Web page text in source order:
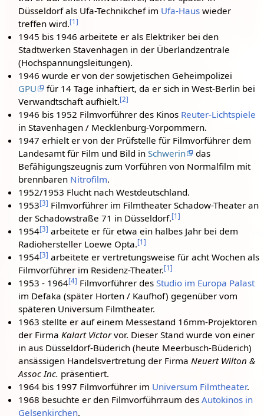
Düsseldorf als Ufa-Technikchef im Ufa-Haus wieder
treffen wird.[1]
1945 bis 1946 arbeitete er als Elektriker bei den
Stadtwerken Stavenhagen in der Überlandzentrale
(Hochspannungsleitungen).
1946 wurde er von der sowjetischen Geheimpolizei
GPU
für 14 Tage inhaftiert, da er sich in West-Berlin bei
Verwandtschaft aufhielt.[2]
1946 bis 1952 Filmvorführer des Kinos Reuter-Lichtspiele
in Stavenhagen / Mecklenburg-Vorpommern.
1947 erhielt er von der Prüfstelle für Filmvorführer dem
Landesamt für Film und Bild inSchwerin
das
Befähigungszeugnis zum Vorführen von Normalfilm mit
brennbaren Nitrofilm.
1952/1953 Flucht nach Westdeutschland.
1953[3] Filmvorführer im Filmtheater Schadow-Theater an
der Schadowstraße 71 in Düsseldorf.[1]
1954[3] arbeitete er für etwa ein halbes Jahr bei dem
Radiohersteller Loewe Opta.[1]
1954[3] arbeitete er vertretungsweise für acht Wochen als
Filmvorführer im Residenz-Theater.[1]
1953 - 1964[4] Filmvorführer desStudio im Europa Palast
im Defaka (später Horten / Kaufhof) gegenüber vom
späteren Universum Filmtheater.
1963 stellte er auf einem Messestand 16mm-Projektoren
der FirmaKalart Victorvor. Dieser Stand wurde von einer
in aus Düsseldorf-Büderich (heute Meerbusch-Büderich)
ansässigen Handelsvertretung der FirmaNeuert Wilton &
Assoc Inc. präsentiert.
1964 bis 1997 Filmvorführer im Universum Filmtheater.
1968 besuchte er den Filmvorführraum desAutokinos in
Gelsenkirchen.